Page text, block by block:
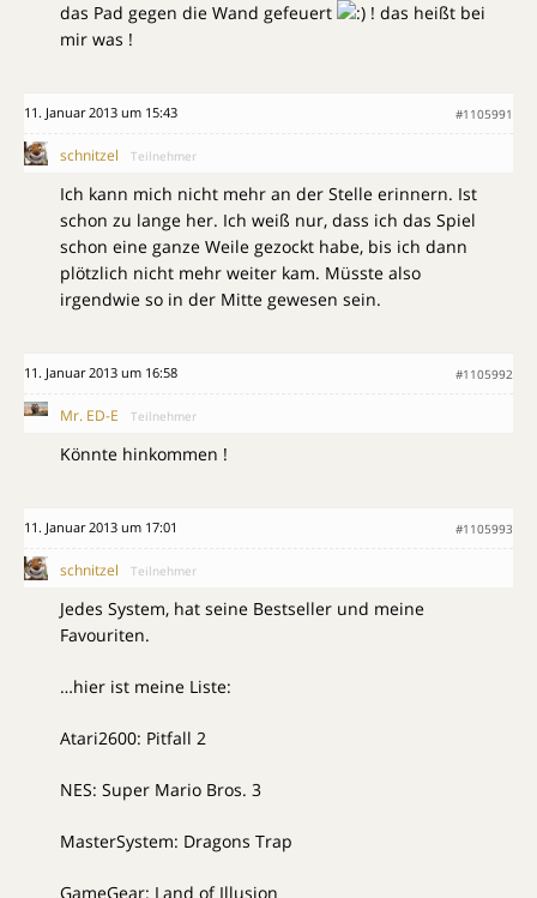
das Pad gegen die Wand gefeuert
! das heißt bei
mir was !
11. Januar 2013 um 15:43 #1105991
schnitzel Teilnehmer
Ich kann mich nicht mehr an der Stelle erinnern. Ist
schon zu lange her. Ich weiß nur, dass ich das Spiel
schon eine ganze Weile gezockt habe, bis ich dann
plötzlich nicht mehr weiter kam. Müsste also
irgendwie so in der Mitte gewesen sein.
11. Januar 2013 um 16:58 #1105992
Mr. ED-E Teilnehmer
Könnte hinkommen !
11. Januar 2013 um 17:01 #1105993
schnitzel Teilnehmer
Jedes System, hat seine Bestseller und meine
Favouriten.
…hier ist meine Liste:
Atari2600: Pitfall 2
NES: Super Mario Bros. 3
MasterSystem: Dragons Trap
GameGear: Land of Illusion